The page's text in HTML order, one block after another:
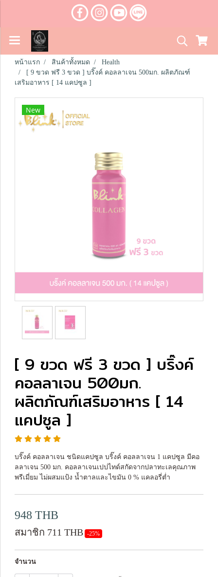
หน้าแรก สินค้าทั้งหมด
Health
[ 9 ขวด ฟรี 3 ขวด ] บริ๊งค์ คอลลาเจน 500มก. ผลิตภัณฑ์
เสริมอาหาร [ 14 แคปซูล ]
New
[ 9 ขวด ฟรี 3 ขวด ] บริ๊งค์
คอลลาเจน 500มก.
ผลิตภัณฑ์เสริมอาหาร [ 14
แคปซูล ]
บริ๊งค์ คอลลาเจน ชนิดแคปซูล บริ๊งค์ คอลลาเจน 1 แคปซูล มีคอ
ลลาเจน 500 มก. คอลลาเจนเปปไทด์สกัดจากปลาทะเลคุณภาพ
พรีเมี่ยม ไม่ผสมแป้ง น้ำตาลและไขมัน 0 % แคลอรี่ต่ำ
948 THB
สมาชิก 711 THB -25%
จำนวน